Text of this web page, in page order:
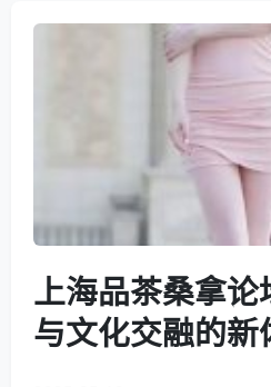
上海品茶桑拿
与文化交融的新